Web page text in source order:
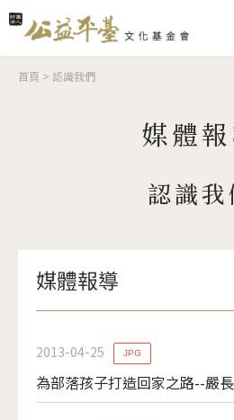
您在這裡
首頁 > 認識我們
媒體
認識我
媒體報導
2013-04-25
為部落孩子打造回家之路--嚴
JPG